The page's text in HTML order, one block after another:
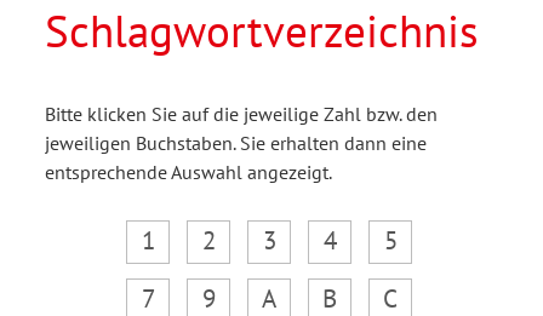
Schlagwortverzeichnis
Bitte klicken Sie auf die jeweilige Zahl bzw. den
jeweiligen Buchstaben. Sie erhalten dann eine
entsprechende Auswahl angezeigt.
1 2 3 4
5
7
9 A B
C